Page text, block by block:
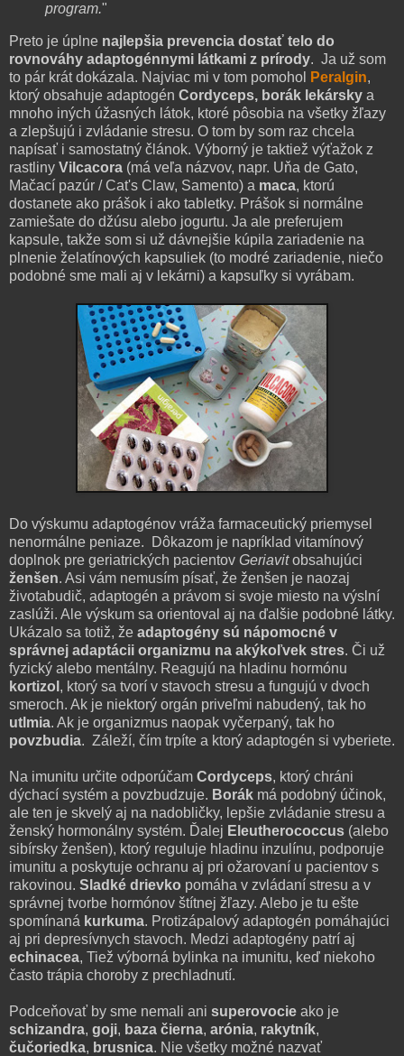
program."
Preto je úplne najlepšia prevencia dostať telo do
rovnováhy adaptogénnymi látkami z prírody. Ja už som
to pár krát dokázala. Najviac mi v tom pomohol
Peralgin,
ktorý obsahuje adaptogén Cordyceps, borák lekársky a
mnoho iných úžasných látok, ktoré pôsobia na všetky žľazy
a zlepšujú i zvládanie stresu. O tom by som raz chcela
napísať i samostatný článok. Výborný je taktiež výťažok z
rastliny Vilcacora (má veľa názvov, napr. Uňa de Gato,
Mačací pazúr / Cat's Claw, Samento) a maca, ktorú
dostanete ako prášok i ako tabletky. Prášok si normálne
zamiešate do džúsu alebo jogurtu. Ja ale preferujem
kapsule, takže som si už dávnejšie kúpila zariadenie na
plnenie želatínových kapsuliek (to modré zariadenie, niečo
podobné sme mali aj v lekárni) a kapsuľky si vyrábam.
Do výskumu adaptogénov vráža farmaceutický priemysel
nenormálne peniaze. Dôkazom je napríklad vitamínový
doplnok pre geriatrických pacientov Geriavitobsahujúci
ženšen. Asi vám nemusím písať, že ženšen je naozaj
životabudič, adaptogén a právom si svoje miesto na výslní
zaslúži. Ale výskum sa orientoval aj na ďalšie podobné látky.
Ukázalo sa totiž, že adaptogény sú nápomocné v
správnej adaptácii organizmu na akýkoľvek stres. Či už
fyzický alebo mentálny. Reagujú na hladinu hormónu
kortizol , ktorý sa tvorí v stavoch stresu a fungujú v dvoch
smeroch. Ak je niektorý orgán priveľmi nabudený, tak ho
utlmia. Ak je organizmus naopak vyčerpaný, tak ho
povzbudia. Záleží, čím trpíte a ktorý adaptogén si vyberiete.
Na imunitu určite odporúčam Cordyceps, ktorý chráni
dýchací systém a povzbudzuje. Borák má podobný účinok,
ale ten je skvelý aj na nadobličky, lepšie zvládanie stresu a
ženský hormonálny systém. Ďalej Eleutherococcus (alebo
sibírsky ženšen), ktorý reguluje hladinu inzulínu, podporuje
imunitu a poskytuje ochranu aj pri ožarovaní u pacientov s
rakovinou. Sladké drievko pomáha v zvládaní stresu a v
správnej tvorbe hormónov štítnej žľazy. Alebo je tu ešte
spomínaná kurkuma. Protizápalový adaptogén pomáhajúci
aj pri depresívnych stavoch. Medzi adaptogény patrí aj
echinacea, Tiež výborná bylinka na imunitu, keď niekoho
často trápia choroby z prechladnutí.
Podceňovať by sme nemali ani superovocie ako je
schizandra, goji, baza čierna, arónia, rakytník,
čučoriedka, brusnica. Nie všetky možné nazvať